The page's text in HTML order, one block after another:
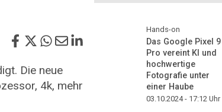
Die neue
4k, mehr
Hands-on
Das Google Pixel 9
Pro vereint KI und
hochwertige
Fotografie unter
einer Haube
03.10.2024 - 17:12 Uhr